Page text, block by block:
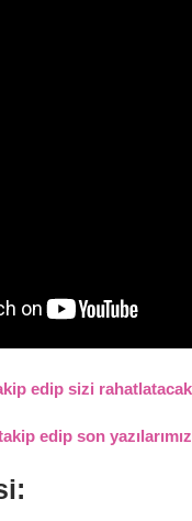
edip sizi
edip son